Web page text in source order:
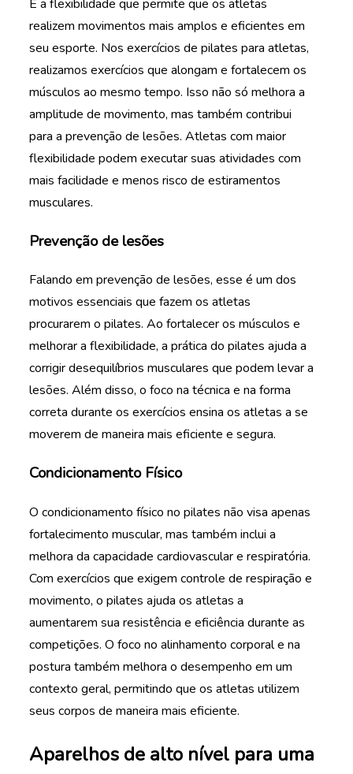
É a flexibilidade que permite que os atletas
realizem movimentos mais amplos e eficientes em
seu esporte. Nos exercícios de pilates para atletas,
realizamos exercícios que alongam e fortalecem os
músculos ao mesmo tempo. Isso não só melhora a
amplitude de movimento, mas também contribui
para a prevenção de lesões. Atletas com maior
flexibilidade podem executar suas atividades com
mais facilidade e menos risco de estiramentos
musculares.
Prevenção de lesões
Falando em prevenção de lesões, esse é um dos
motivos essenciais que fazem os atletas
procurarem o pilates. Ao fortalecer os músculos e
melhorar a flexibilidade, a prática do pilates ajuda a
corrigir desequilíbrios musculares que podem levar a
lesões. Além disso, o foco na técnica e na forma
correta durante os exercícios ensina os atletas a se
moverem de maneira mais eficiente e segura.
Condicionamento Físico
O condicionamento físico no pilates não visa apenas
fortalecimento muscular, mas também inclui a
melhora da capacidade cardiovascular e respiratória.
Com exercícios que exigem controle de respiração e
movimento, o pilates ajuda os atletas a
aumentarem sua resistência e eficiência durante as
competições. O foco no alinhamento corporal e na
postura também melhora o desempenho em um
contexto geral, permitindo que os atletas utilizem
seus corpos de maneira mais eficiente.
Aparelhos de alto nível para uma